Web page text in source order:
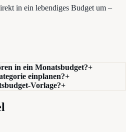
in ein lebendiges Budget um –
in ein Monatsbudget?+
einplanen?+
Vorlage?+